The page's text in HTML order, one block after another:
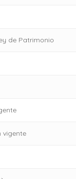
de Patrimonio
vigente